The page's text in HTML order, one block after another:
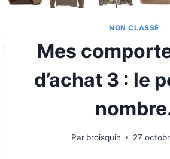
NON CLASSÉ
Mes
d’achat 3 : le
Par broisquin 27